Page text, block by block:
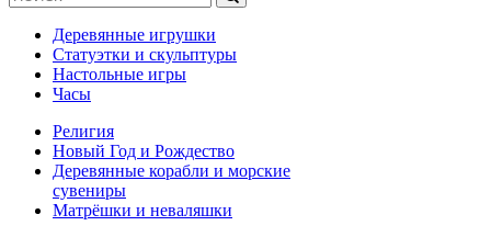
Деревянные игрушки
Статуэтки и скульптуры
Настольные игры
Часы
Религия
Новый Год и Рождество
Деревянные корабли и морские
сувениры
Матрёшки и неваляшки